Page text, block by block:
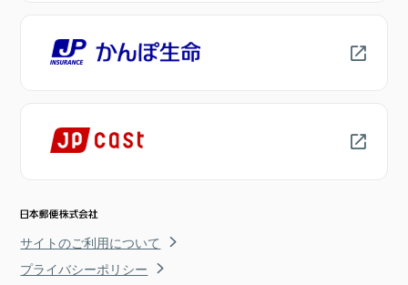
サイトのご利用について
プライバシーポリシー